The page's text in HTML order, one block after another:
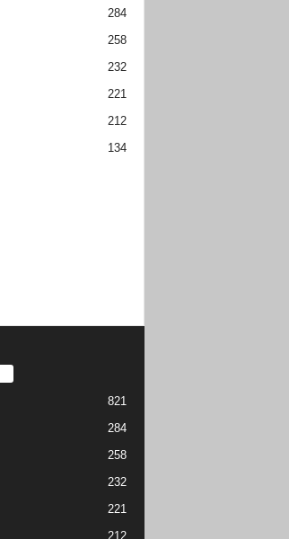
284
258
232
221
212
134
821
284
258
232
221
212